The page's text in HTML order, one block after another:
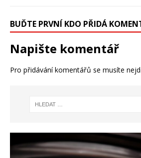
BUĎTE PRVNÍ KDO PŘIDÁ
Napište komentář
Pro přidávání komentářů se musíte